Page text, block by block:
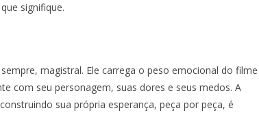
signifique.
magistral. Ele carrega o peso emocional do filme
com seu personagem, suas dores e seus medos. A
sua própria esperança, peça por peça, é